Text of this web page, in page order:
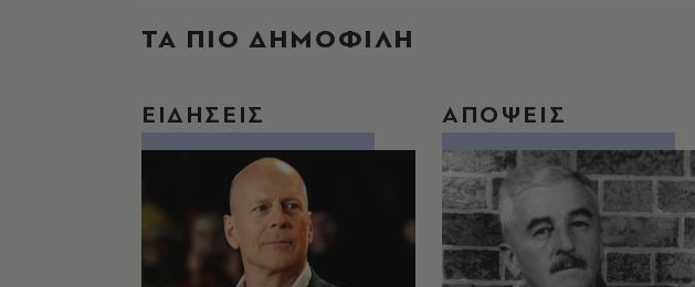
ΤΑ ΠΙΟ ΔΗΜΟΦΙΛΗ
ΕΙΔΗΣΕΙΣ ΑΠΟΨΕΙΣ